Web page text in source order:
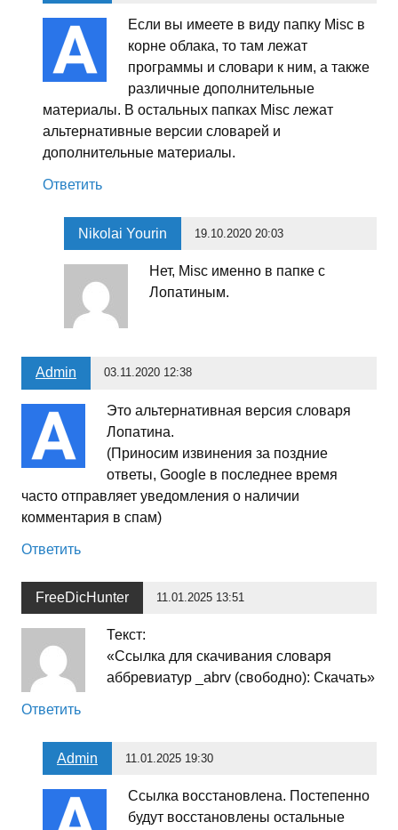
Если вы имеете в виду папку Misc в
корне облака, то там лежат
программы и словари к ним, а также
различные дополнительные
материалы. В остальных папках Misc лежат
альтернативные версии словарей и
дополнительные материалы.
Ответить
Nikolai Yourin 19.10.2020 20:03
Нет, Misc именно в папке с
Лопатиным.
Admin 03.11.2020 12:38
Это альтернативная версия словаря
Лопатина.
(Приносим извинения за поздние
ответы, Google в последнее время
часто отправляет уведомления о наличии
комментария в спам)
Ответить
FreeDicHunter 11.01.2025 13:51
Текст:
«Ссылка для скачивания словаря
аббревиатур _abrv (свободно): Скачать»
Ответить
Admin 11.01.2025 19:30
Ссылка восстановлена. Постепенно
будут восстановлены остальные